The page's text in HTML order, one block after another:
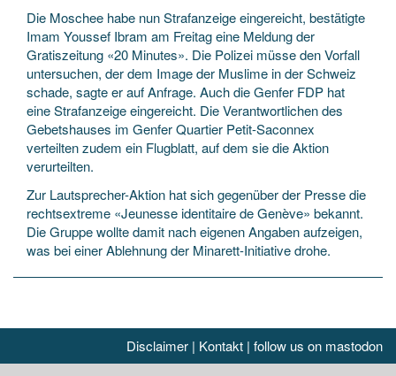
Die Moschee habe nun Strafanzeige eingereicht, bestätigte
Imam Youssef Ibram am Freitag eine Meldung der
Gratiszeitung «20 Minutes». Die Polizei müsse den Vorfall
untersuchen, der dem Image der Muslime in der Schweiz
schade, sagte er auf Anfrage. Auch die Genfer FDP hat
eine Strafanzeige eingereicht. Die Verantwortlichen des
Gebetshauses im Genfer Quartier Petit-Saconnex
verteilten zudem ein Flugblatt, auf dem sie die Aktion
verurteilten.
Zur Lautsprecher-Aktion hat sich gegenüber der Presse die
rechtsextreme «Jeunesse identitaire de Genève» bekannt.
Die Gruppe wollte damit nach eigenen Angaben aufzeigen,
was bei einer Ablehnung der Minarett-Initiative drohe.
Disclaimer | Kontakt | follow us on mastodon